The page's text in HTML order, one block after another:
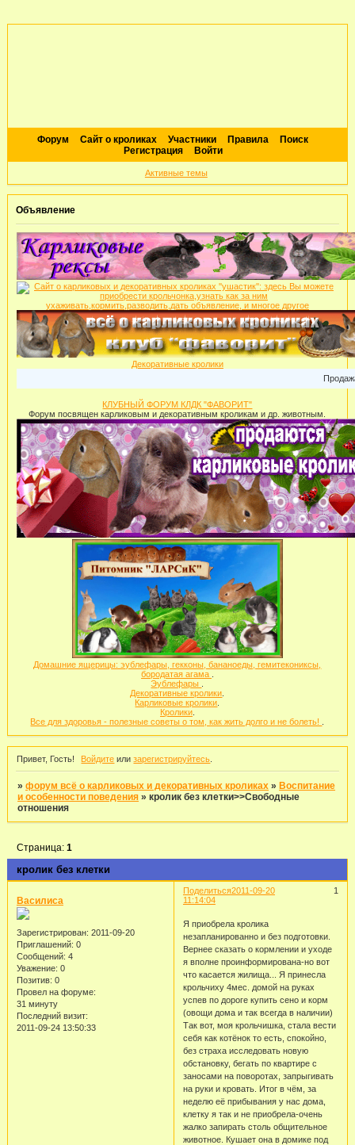
Форум Сайт о кроликах Участники Правила
Поиск
Регистрация
Войти
Активные темы
Объявление
Декоративные кролики
Продажа
КЛУБНЫЙ ФОРУМ КЛДК "ФАВОРИТ"
Форум посвящен карликовым и декоративным кроликам и др. животным.
Домашние ящерицы: эублефары, гекконы, бананоеды, гемитекониксы,
бородатая агама
Эублефары
Декоративные кролики
Карликовые кролики
Кролики.
Все для здоровья - полезные советы о том, как жить долго и не болеть!
Привет, Гость! Войдите илизарегистрируйтесь
»форум всё о карликовых и декоративных кроликах » Воспитание
и особенности поведения »кролик без клетки>>Свободные
отношения
кролик без клетки
Страница:1
Поделиться 1
2011-09-20
11:14:04
Василиса
Зарегистрирован: 2011-09-20
Приглашений: 0
Сообщений: 4
Уважение: 0
Позитив: 0
Провел на форуме:
31 минуту
Последний визит:
2011-09-24 13:50:33
Я приобрела кролика
незапланированно и без подготовки.
Вернее сказать о кормлении и уходе
я вполне проинформирована-но вот
что касается жилища... Я принесла
крольчиху 4мес. домой на руках
успев по дороге купить сено и корм
(овощи дома и так всегда в наличии)
Так вот, моя крольчишка, стала вести
себя как котёнок то есть, спокойно,
без страха исследовать новую
обстановку, бегать по квартире с
заносами на поворотах, запрыгивать
на руки и кровать. Итог в чём, за
неделю её прибывания у нас дома,
клетку я так и не приобрела-очень
жалко запирать столь общительное
животное. Кушает она в домике под